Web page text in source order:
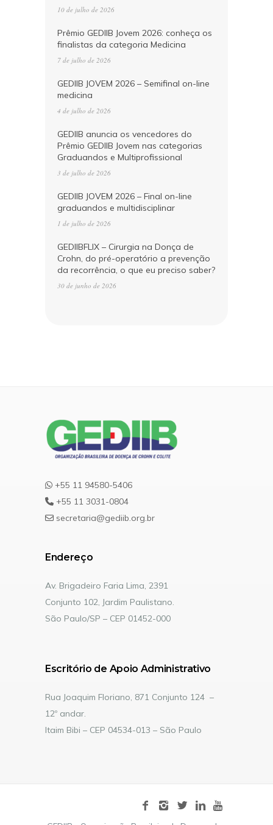
10 de julho de 2026
Prêmio GEDIIB Jovem 2026: conheça os
finalistas da categoria Medicina
7 de julho de 2026
GEDIIB JOVEM 2026 – Semifinal on-line
medicina
4 de julho de 2026
GEDIIB anuncia os vencedores do
Prêmio GEDIIB Jovem nas categorias
Graduandos e Multiprofissional
3 de julho de 2026
GEDIIB JOVEM 2026 – Final on-line
graduandos e multidisciplinar
1 de julho de 2026
GEDIIBFLIX – Cirurgia na Donça de
Crohn, do pré-operatório a prevenção
da recorrência, o que eu preciso saber?
30 de junho de 2026
+55 11 94580-5406
+55 11 3031-0804
secretaria@gediib.org.br
Endereço
Av. Brigadeiro Faria Lima, 2391
Conjunto 102, Jardim Paulistano.
São Paulo/SP – CEP 01452-000
Escritório de Apoio Administrativo
Rua Joaquim Floriano, 871 Conjunto 124 –
12º andar.
Itaim Bibi – CEP 04534-013 – São Paulo